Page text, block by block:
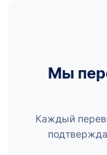
Мы
Каждый